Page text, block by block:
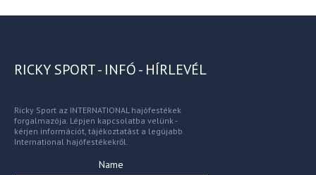
RICKY SPORT - INFÓ - HÍRLEVÉL
Ricky Sport az INTERNATIONAL hajófestékek
forgalmazója. Lépjen kapcsolatba velünk -
kérjen információt, tájékoztatást a legújabb
International hajófestékekről.
Name